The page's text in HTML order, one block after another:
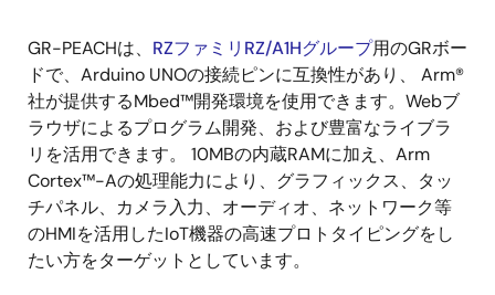
説
明
GR-PEACHは、 RZファミリRZ/A1Hグループ用のGRボー
ドで、Arduino UNOの接続ピンに互換性があり、 Arm®
社が提供するMbed™開発環境を使用できます。Webブ
ラウザによるプログラム開発、および豊富なライブラ
リを活用できます。 10MBの内蔵RAMに加え、Arm
Cortex™-Aの処理能力により、グラフィックス、タッ
チパネル、カメラ入力、オーディオ、ネットワーク等
のHMIを活用したIoT機器の高速プロトタイピングをし
たい方をターゲットとしています。